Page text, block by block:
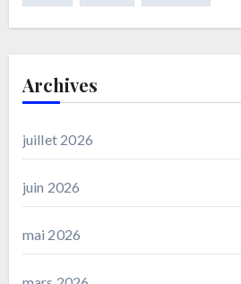
Archives
juillet 2026
juin 2026
mai 2026